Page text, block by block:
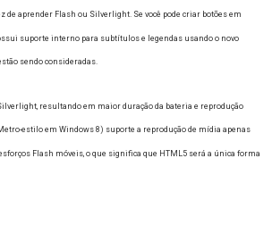
de aprender Flash ou Silverlight. Se você pode criar botões em
suporte interno para subtítulos e legendas usando o novo
sendo consideradas.
resultando em maior duração da bateria e reprodução
estilo em Windows 8) suporte a reprodução de mídia apenas
Flash móveis, o que significa que HTML5 será a única forma